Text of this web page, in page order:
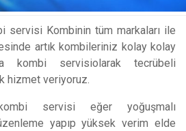
servisi Kombinin tüm markaları ile
artık kombileriniz kolay kolay
kombi servisiolarak tecrübeli
hizmet veriyoruz.
servisi eğer yoğuşmalı
yapıp yüksek verim elde